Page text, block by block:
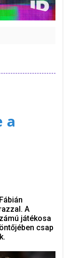
a
A
játékosa
csap